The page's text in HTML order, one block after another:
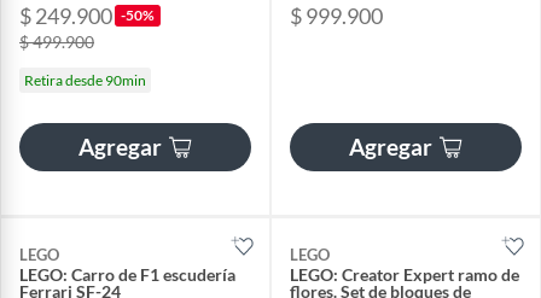
$ 249.900 -50%
$ 499.900
Retira desde 90min
Agregar
$ 999.900
Agregar
LEGO
LEGO: Carro de F1 escudería
Ferrari SF-24
LEGO
LEGO: Creator Expert ramo de
flores. Set de bloques de